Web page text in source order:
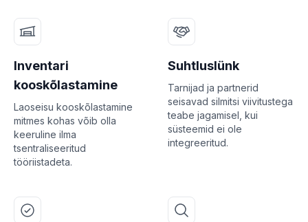
Inventari
kooskõlastamine
Laoseisu kooskõlastamine
mitmes kohas võib olla
keeruline ilma
tsentraliseeritud
tööriistadeta.
Suhtluslünk
Tarnijad ja partnerid
seisavad silmitsi viivitustega
teabe jagamisel, kui
süsteemid ei ole
integreeritud.